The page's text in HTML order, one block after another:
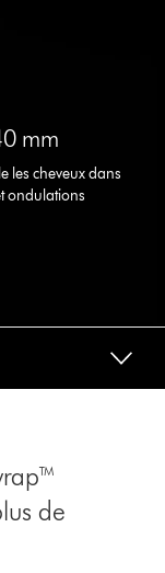
mm
les cheveux dans
ondulations
de